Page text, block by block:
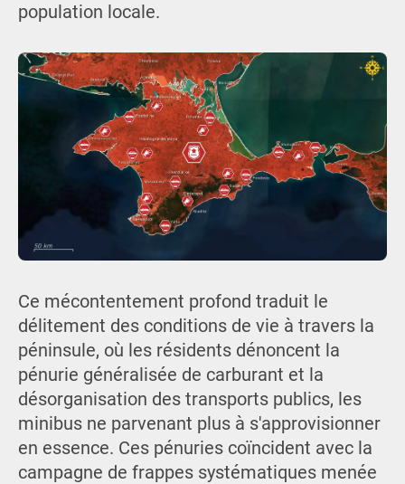
population locale.
Ce mécontentement profond traduit le
délitement des conditions de vie à travers la
péninsule, où les résidents dénoncent la
pénurie généralisée de carburant et la
désorganisation des transports publics, les
minibus ne parvenant plus à s'approvisionner
en essence. Ces pénuries coïncident avec la
campagne de frappes systématiques menée